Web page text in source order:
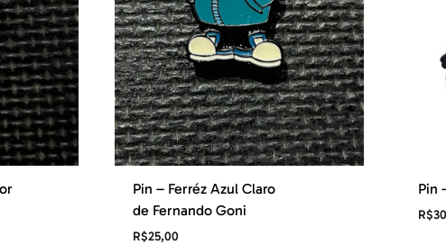
Pin – Ferréz Azul Claro
de Fernando Goni
R$25,00
Pin
R$